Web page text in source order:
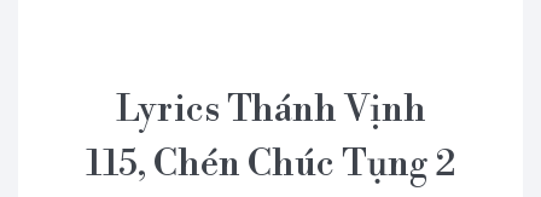
Lyrics Thánh Vịnh
115, Chén Chúc Tụng 2